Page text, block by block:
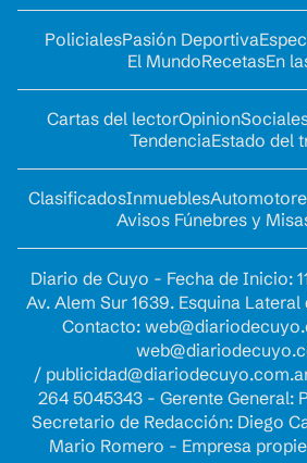
PolicialesPasión Deportiva
El MundoRecetasEn
Cartas del lectorOpinion
TendenciaEstado del
ClasificadosInmuebles
Avisos Fúnebres y
Diario de Cuyo - Fecha de Inicio:
Av. Alem Sur 1639. Esquina
Contacto:
/
264 5045343 - Gerente General:
Secretario de Redacción: Diego
Mario Romero - Empresa